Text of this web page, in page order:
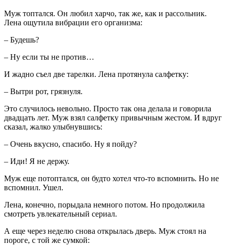
Муж топтался. Он любил харчо, так же, как и рассольник.
Лена ощутила вибрации его организма:
– Будешь?
– Ну если ты не против…
И жадно съел две тарелки. Лена протянула салфетку:
– Вытри рот, грязнуля.
Это случилось невольно. Просто так она делала и говорила
двадцать лет. Муж взял салфетку привычным жестом. И вдруг
сказал, жалко улыбнувшись:
– Очень вкусно, спасибо. Ну я пойду?
– Иди! Я не держу.
Муж еще потоптался, он будто хотел что-то вспомнить. Но не
вспомнил. Ушел.
Лена, конечно, порыдала немного потом. Но продолжила
смотреть увлекательный сериал.
А еще через неделю снова открылась дверь. Муж стоял на
пороге, с той же сумкой: